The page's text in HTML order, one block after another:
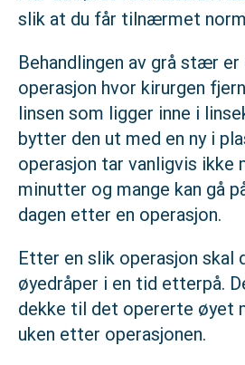
slik at du får tilnærmet
Behandlingen av grå stær er
operasjon hvor kirurgen
linsen som ligger inne i
bytter den ut med en ny i
operasjon tar vanligvis ikke
minutter og mange kan gå
dagen etter en operasjon.
Etter en slik operasjon skal
øyedråper i en tid etterpå.
dekke til det opererte øyet
uken etter operasjonen.